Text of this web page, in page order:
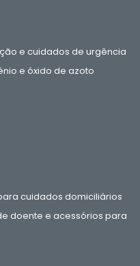
e cuidados de urgência
e óxido de azoto
cuidados domiciliários
doente e acessórios para